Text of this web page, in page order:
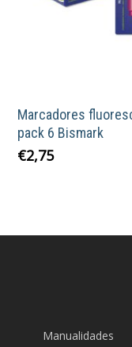
Marcadores
pack 6 Bismark
€2,75
Manualidades